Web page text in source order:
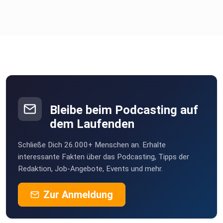
Bleibe beim Podcasting auf
dem Laufenden
Schließe Dich 26.000+ Menschen an. Erhalte
interessante Fakten über das Podcasting, Tipps der
Redaktion, Job-Angebote, Events und mehr.
Zur Anmeldung